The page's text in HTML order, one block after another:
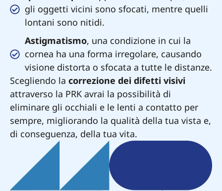
gli oggetti vicini sono sfocati, mentre quelli
lontani sono nitidi.
Astigmatismo, una condizione in cui la
cornea ha una forma irregolare, causando
visione distorta o sfocata a tutte le distanze.
Scegliendo la correzione dei difetti visivi
attraverso la PRK avrai la possibilità di
eliminare gli occhiali e le lenti a contatto per
sempre, migliorando la qualità della tua vista e,
di conseguenza, della tua vita.